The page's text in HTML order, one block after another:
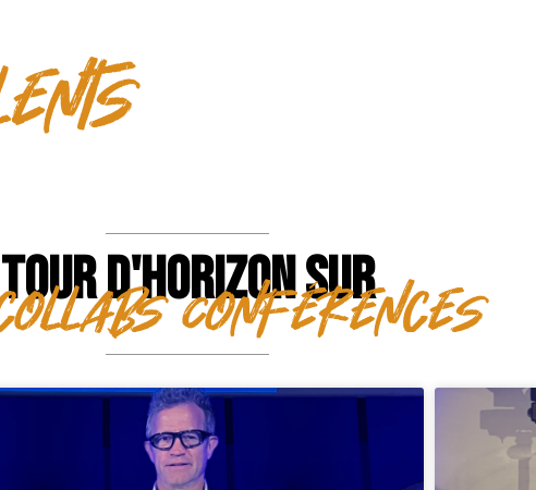
& TEMPS FORTS
TOUR D'HORIZON SUR
Conférences